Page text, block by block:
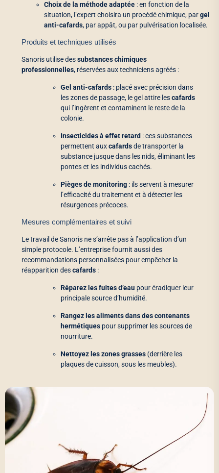
Choix de la méthode adaptée : en fonction de la
situation, l’expert choisira un procédé chimique, pargel
anti-cafards, par appât, ou par pulvérisation localisée.
Produits et techniques utilisés
Sanoris utilise dessubstances chimiques
professionnelles, réservées aux techniciens agréés :
Gel anti-cafards : placé avec précision dans
les zones de passage, le gel attire lescafards
qui l’ingèrent et contaminent le reste de la
colonie.
Insecticides à effet retard : ces substances
permettent auxcafardsde transporter la
substance jusque dans les nids, éliminant les
pontes et les individus cachés.
Pièges de monitoring : ils servent à mesurer
l’efficacité du traitement et à détecter les
résurgences précoces.
Mesures complémentaires et suivi
Le travail de Sanoris ne s’arrête pas à l’application d’un
simple protocole. L’entreprise fournit aussi des
recommandations personnalisées pour empêcher la
réapparition descafards :
Réparez les fuites d’eau pour éradiquer leur
principale source d’humidité.
Rangez les aliments dans des contenants
hermétiques pour supprimer les sources de
nourriture.
Nettoyez les zones grasses (derrière les
plaques de cuisson, sous les meubles).